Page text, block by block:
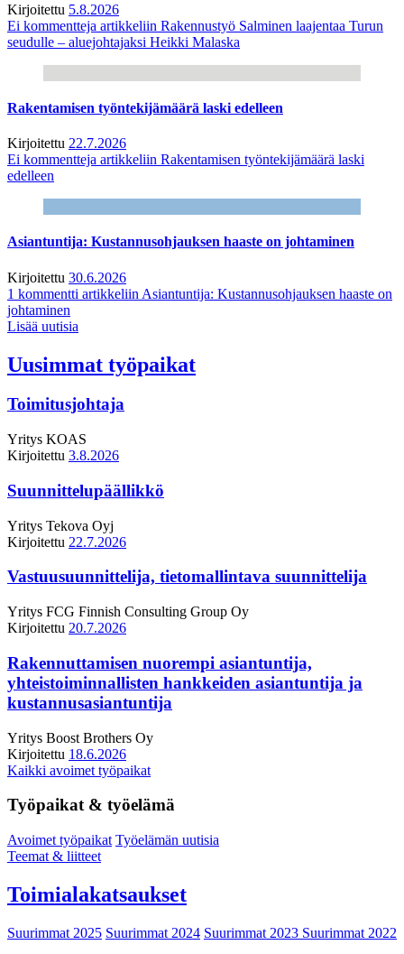
Kirjoitettu 5.8.2026
Ei kommentteja artikkeliin Rakennustyö Salminen laajentaa Turun
seudulle – aluejohtajaksi Heikki Malaska
Rakentamisen työntekijämäärä laski edelleen
Kirjoitettu 22.7.2026
Ei kommentteja artikkeliin Rakentamisen työntekijämäärä laski
edelleen
Asiantuntija: Kustannusohjauksen haaste on johtaminen
Kirjoitettu 30.6.2026
1 kommentti artikkeliin Asiantuntija: Kustannusohjauksen haaste on
johtaminen
Lisää uutisia
Uusimmat työpaikat
Toimitusjohtaja
Yritys KOAS
Kirjoitettu 3.8.2026
Suunnittelupäällikkö
Yritys Tekova Oyj
Kirjoitettu 22.7.2026
Vastuusuunnittelija, tietomallintava suunnittelija
Yritys FCG Finnish Consulting Group Oy
Kirjoitettu 20.7.2026
Rakennuttamisen nuorempi asiantuntija,
yhteistoiminnallisten hankkeiden asiantuntija ja
kustannusasiantuntija
Yritys Boost Brothers Oy
Kirjoitettu 18.6.2026
Kaikki avoimet työpaikat
Työpaikat & työelämä
Avoimet työpaikat Työelämän uutisia
Teemat & liitteet
Toimialakatsaukset
Suurimmat 2025 Suurimmat 2024 Suurimmat 2023 Suurimmat 2022